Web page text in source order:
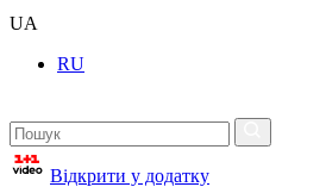
UA
RU
Відкрити у додатку